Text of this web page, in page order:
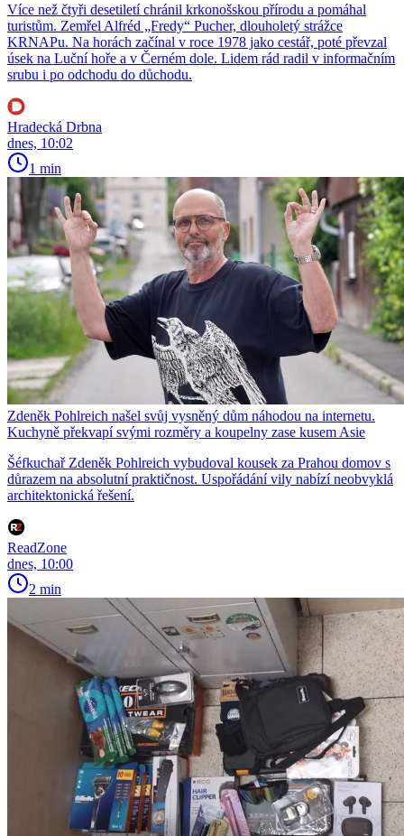
Více než čtyři desetiletí chránil krkonošskou přírodu a pomáhal
turistům. Zemřel Alfréd „Fredy“ Pucher, dlouholetý strážce
KRNAPu. Na horách začínal v roce 1978 jako cestář, poté převzal
úsek na Luční hoře a v Černém dole. Lidem rád radil v informačním
srubu i po odchodu do důchodu.
Hradecká Drbna
dnes, 10:02
1 min
Zdeněk Pohlreich našel svůj vysněný dům náhodou na internetu.
Kuchyně překvapí svými rozměry a koupelny zase kusem Asie
Šéfkuchař Zdeněk Pohlreich vybudoval kousek za Prahou domov s
důrazem na absolutní praktičnost. Uspořádání vily nabízí neobvyklá
architektonická řešení.
ReadZone
dnes, 10:00
2 min